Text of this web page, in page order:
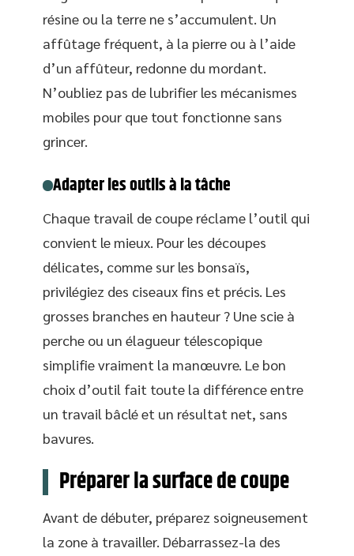
résine ou la terre ne s’accumulent. Un
affûtage fréquent, à la pierre ou à l’aide
d’un affûteur, redonne du mordant.
N’oubliez pas de lubrifier les mécanismes
mobiles pour que tout fonctionne sans
grincer.
Adapter les outils à la tâche
Chaque travail de coupe réclame l’outil qui
convient le mieux. Pour les découpes
délicates, comme sur les bonsaïs,
privilégiez des ciseaux fins et précis. Les
grosses branches en hauteur ? Une scie à
perche ou un élagueur télescopique
simplifie vraiment la manœuvre. Le bon
choix d’outil fait toute la différence entre
un travail bâclé et un résultat net, sans
bavures.
Préparer la surface de coupe
Avant de débuter, préparez soigneusement
la zone à travailler. Débarrassez-la des